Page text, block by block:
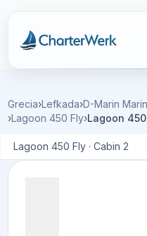
Charterwerk
Grecia›Lefkada›D-Marin
›Lagoon 450 Fly›Lagoon 450
Lagoon 450 Fly · Cabin 2